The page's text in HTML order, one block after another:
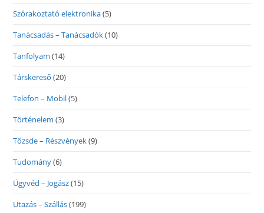
Szórakoztató elektronika(5)
Tanácsadás – Tanácsadók(10)
Tanfolyam (14)
Társkereső (20)
Telefon – Mobil(5)
Történelem (3)
Tőzsde – Részvények(9)
Tudomány(6)
Ügyvéd – Jogász(15)
Utazás – Szállás(199)